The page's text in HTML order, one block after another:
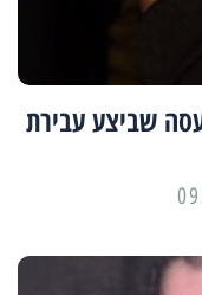
שביצע עבירת